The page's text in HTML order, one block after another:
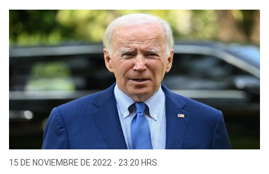
15 DE NOVIEMBRE DE 2022 - 23:20 HRS.